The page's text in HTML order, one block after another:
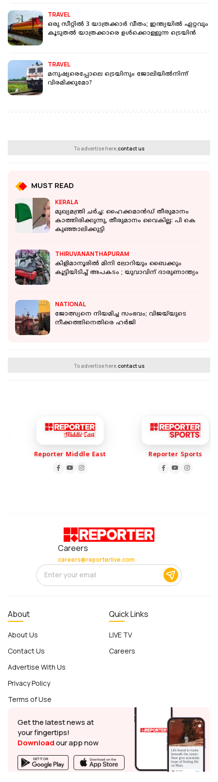
TRAVEL
ഒരു സീറ്റില്‍ 3 യാത്രക്കാര്‍ വീതം; ഇന്ത്യയില്‍ ഏറ്റവും
കൂടുതല്‍ യാത്രക്കാരെ ഉള്‍ക്കൊള്ളുന്ന ട്രെയിന്‍
TRAVEL
മനുഷ്യരെപ്പോലെ ട്രെയിനും ജോലിയില്‍നിന്ന്
വിരമിക്കുമോ?
To advertise here,contact us
MUST READ
KERALA
മുഖ്യമന്ത്രി ചര്‍ച്ച: ഹൈക്കമാന്‍ഡ് തീരുമാനം
കാത്തിരിക്കുന്നു, തീരുമാനം വൈകില്ല: പി കെ
കുഞ്ഞാലിക്കുട്ടി
THIRUVANANTHAPURAM
കിളിമാനൂരിൽ മിനി ലോറിയും ബൈക്കും
കൂട്ടിയിടിച്ച് അപകടം ; യുവാവിന് ദാരുണാന്ത്യം
NATIONAL
ജോത്സ്യനെ നിയമിച്ച സംഭവം; വിജയ്‌യുടെ
നീക്കത്തിനെതിരെ ഹര്‍ജി
To advertise here,contact us
Reporter Middle East Reporter Sports
Careers
careers@reporterlive.com
About
About Us
Contact Us
Advertise With Us
Privacy Policy
Terms of Use
Quick Links
LIVE TV
Careers
Get the latest news at
your fingertips!
Downloadour app now